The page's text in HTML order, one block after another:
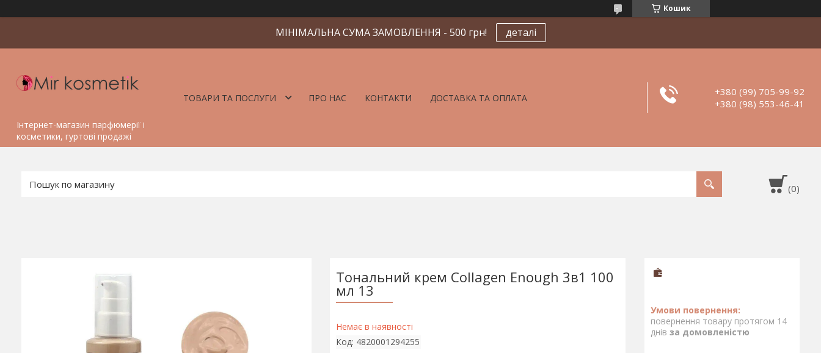
Кошик
МІНІМАЛЬНА СУМА ЗАМОВЛЕННЯ - 500 грн! деталі
Інтернет-магазин парфюмерії і
косметики, гуртові продажі
ТОВАРИ ТА ПОСЛУГИ ПРО НАС КОНТАКТИ ДОСТАВКА ТА ОПЛАТА
+380 (99) 705-99-92
+380 (98) 553-46-41
Тональний крем Collagen Enough 3в1 100
мл 13
Немає в наявності
Код: 4820001294255
повернення товару протягом 14
днів за домовленістю